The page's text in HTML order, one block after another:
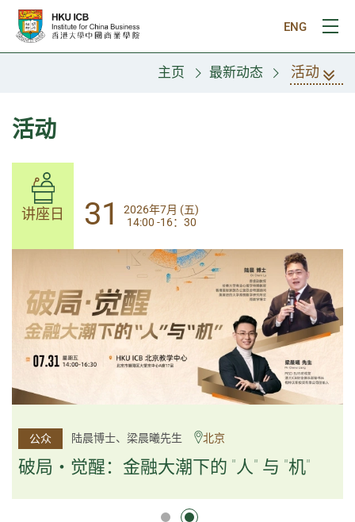
跳往主要内容
ENG
打
主页 最新动态 活动
活动
讲座日 31
2026年7月 (五)
14:00-17:30
公众 杨文斌先生、邱良弼先生 广州
逻辑×算法：重塑资产配置内核
逻辑×算法：重塑资产配置内核
讲座日 31
2026年7月 (五)
14:00 -16：30
公众 陆晨博士、梁晨曦先生 北京
破局・觉醒：金融大潮下的 "人" 与 "机"